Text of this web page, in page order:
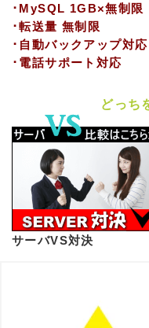
･MySQL 1GB×無制限
･転送量 無制限
･自動バックアップ対応
･電話サポート対応
どっち
サーバVS対決